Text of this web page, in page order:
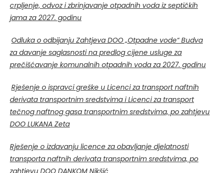
crpljenje, odvoz i zbrinjavanje otpadnih voda iz septičkih
jama za 2027. godinu
Odluka o odbijanju Zahtjeva DOO „Otpadne vode“ Budva
za davanje saglasnosti na predlog cijene usluge za
prečišćavanje komunalnih otpadnih voda za 2027. godinu
Rješenje o ispravci greške u Licenci za transport naftnih
derivata transportnim sredstvima i Licenci za transport
tečnog naftnog gasa transportnim sredstvima, po zahtjevu
DOO LUKANA Zeta
Rješenje o izdavanju licence za obavljanje djelatnosti
transporta naftnih derivata transportnim sredstvima, po
zahtjevu DOO DANKOM Nikšić